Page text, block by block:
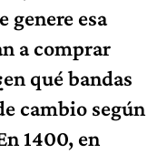
genere esa
a comprar
qué bandas
cambio según
1400, en